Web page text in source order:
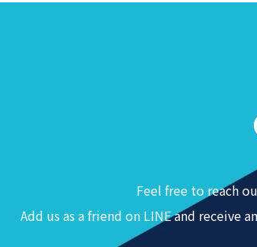
Feel free to reach
Add us as a friend on LINE and